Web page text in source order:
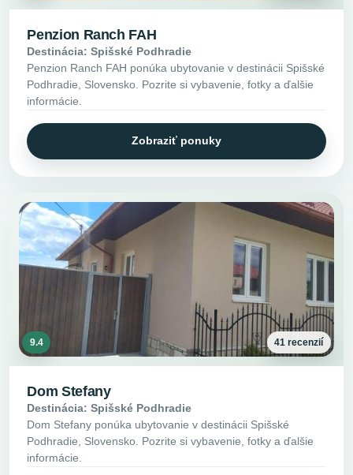
Penzion Ranch FAH
Destinácia: Spišské Podhradie
Penzion Ranch FAH ponúka ubytovanie v destinácii Spišské
Podhradie, Slovensko. Pozrite si vybavenie, fotky a ďalšie
informácie.
Zobraziť ponuky
9.4 41 recenzií
Dom Stefany
Destinácia: Spišské Podhradie
Dom Stefany ponúka ubytovanie v destinácii Spišské
Podhradie, Slovensko. Pozrite si vybavenie, fotky a ďalšie
informácie.